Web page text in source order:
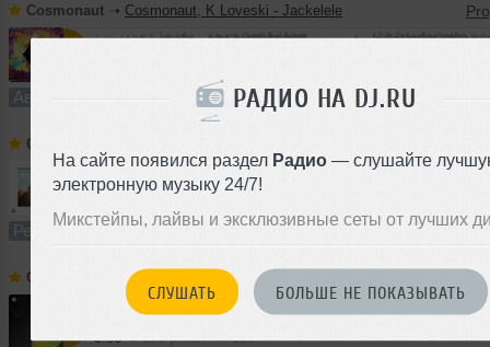
РАДИО НА DJ.RU
На сайте появился раздел Радио — слушайте
электронную музыку 24/7!
Микстейпы, лайвы и эксклюзивные сеты от лучших
СЛУШАТЬ БОЛЬШЕ НЕ ПОКАЗЫВАТЬ
Cosmonaut ➝ Cosmonaut, K Loveski - Jackelele
Авторский трек В плейлист
Cosmonaut
Ремикс В плейлист
Cosmonaut Kyotto - The Surge (Cosmonaut Remix)
5:36 553 раза 123